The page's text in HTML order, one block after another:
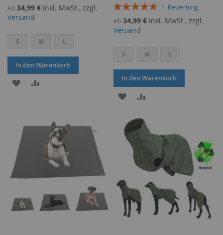
Ab 34,99 € inkl. MwSt., zzgl.
Versand
S M L
In den Warenkorb
ZUR
Bewertung:
1 Bewertung
Ab 34,99 € inkl. MwSt., zzgl.
Versand
S M L
In den Warenkorb
ZUR
HINZUFÜGEN
HINZUFÜGEN